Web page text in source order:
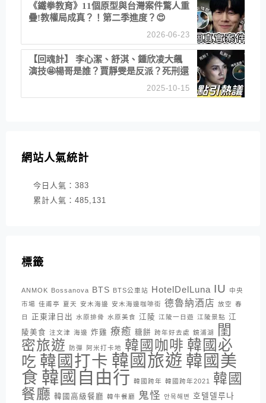
《鐵拳教育》11個原型與台灣案件驚人重
疊!教權局成真？！第二季進度？😍
2026-06-23
【回魂計】 李心潔、舒淇、鍾欣凌大飆
演技🤩楊哥是誰？賈靜雯是反派？死刑還
2025-10-15
網站人氣統計
今日人氣： 383
累計人氣： 485,131
標籤
ANMOK Bossanova BTS BTS公車站 HotelDelLuna IU
中央
市場 佳甫亭 夏天 安木海邊 安木海邊咖啡街 德魯納酒店 放空 春
日
正東津日出 水原排骨 水原美食 江陵 江陵一日遊 江陵景點 江
陵美食 注文津 海邊 炸雞 療癒 糖餅 跨年好去處 鏡浦湖
閨
密旅遊
防彈 阿米打卡地 韓國咖啡 韓國必
吃 韓國打卡 韓國旅遊 韓國美
食 韓國自由行 韓國跨年 韓國跨年2021
韓國
餐廳 韓國高級餐廳 韓牛餐廳 鬼怪 안목해변 호텔델루나